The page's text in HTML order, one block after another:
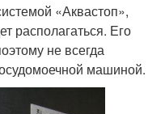
«Аквастоп»,
располагаться. Его
не всегда
машиной.